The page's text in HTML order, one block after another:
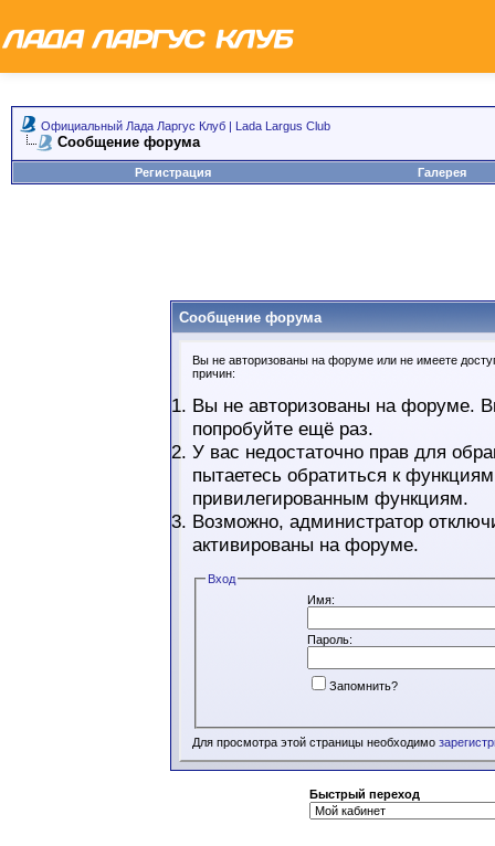
Официальный Лада Ларгус Клуб | Lada Largus Club
Сообщение форума
Регистрация Галерея
Сообщение форума
Вы не авторизованы на форуме или не имеете
причин:
Вы не авторизованы на форуме.
попробуйте ещё раз.
У вас недостаточно прав для
пытаетесь обратиться к
привилегированным функциям.
Возможно, администратор
активированы на форуме.
Вход
Имя:
Пароль:
Запомнить?
Для просмотра этой страницы необходимо
Быстрый переход